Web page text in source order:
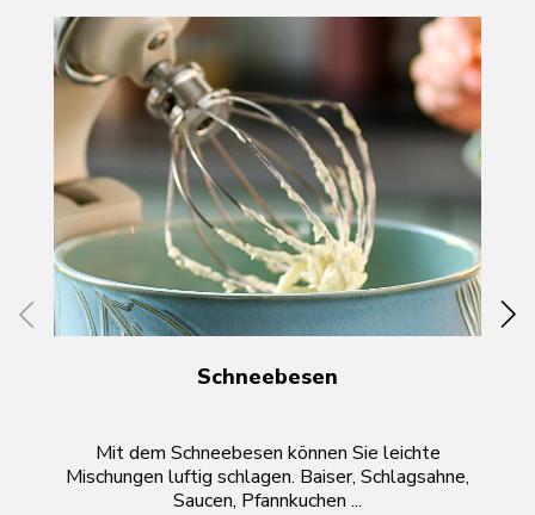
Schneebesen
Mit dem Schneebesen können Sie leichte
Mischungen luftig schlagen. Baiser, Schlagsahne,
Saucen, Pfannkuchen ...